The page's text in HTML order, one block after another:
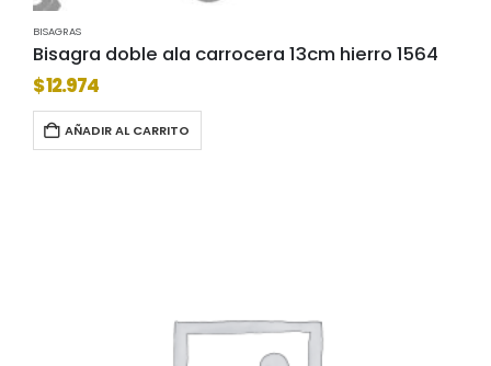
BISAGRAS
Bisagra doble ala carrocera 13cm hierro 1564
$12.974
AÑADIR AL CARRITO